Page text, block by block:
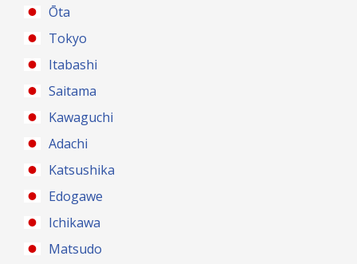
Ōta
Tokyo
Itabashi
Saitama
Kawaguchi
Adachi
Katsushika
Edogawe
Ichikawa
Matsudo